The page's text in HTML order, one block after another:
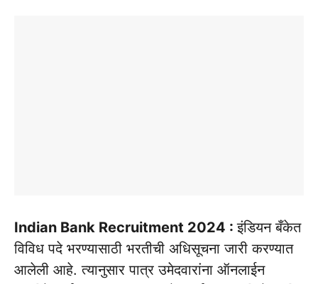
Indian Bank Recruitment 2024 :इंडियन बँकेत
विविध पदे भरण्यासाठी भरतीची अधिसूचना जारी करण्यात
आलेली आहे. त्यानुसार पात्र उमेदवारांना ऑनलाईन